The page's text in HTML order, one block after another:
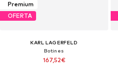
Premium
OFERTA
KARL LAGERFELD
Botines
167,52€